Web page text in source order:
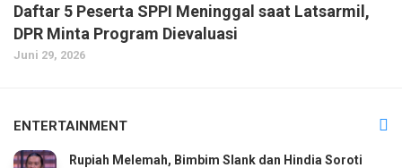
Daftar 5 Peserta SPPI Meninggal saat Latsarmil,
DPR Minta Program Dievaluasi
Juni 29, 2026
ENTERTAINMENT
Rupiah Melemah, Bimbim Slank dan Hindia Soroti